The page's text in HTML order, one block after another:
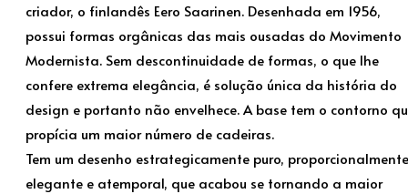
criador, o finlandês Eero Saarinen. Desenhada em 1956,
possui formas orgânicas das mais ousadas do Movimento
Modernista. Sem descontinuidade de formas, o que lhe
confere extrema elegância, é solução única da história do
design e portanto não envelhece. A base tem o contorno
propícia um maior número de cadeiras.
Tem um desenho estrategicamente puro, proporcionalmente
elegante e atemporal, que acabou se tornando a maior